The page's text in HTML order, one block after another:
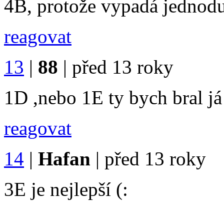
4B, protože vypadá
reagovat
13 | 88 | před 13 roky
1D ,nebo 1E ty bych bral já
reagovat
14 | Hafan | před 13 roky
3E je nejlepší (: